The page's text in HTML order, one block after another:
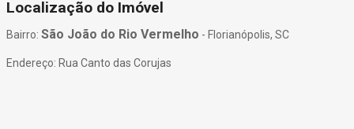
Localização do Imóvel
Bairro: São João do Rio Vermelho - Florianópolis, SC
Endereço: Rua Canto das Corujas